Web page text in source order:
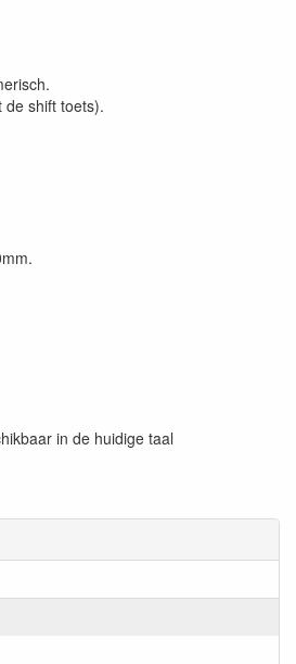
shift toets).
in de huidige taal